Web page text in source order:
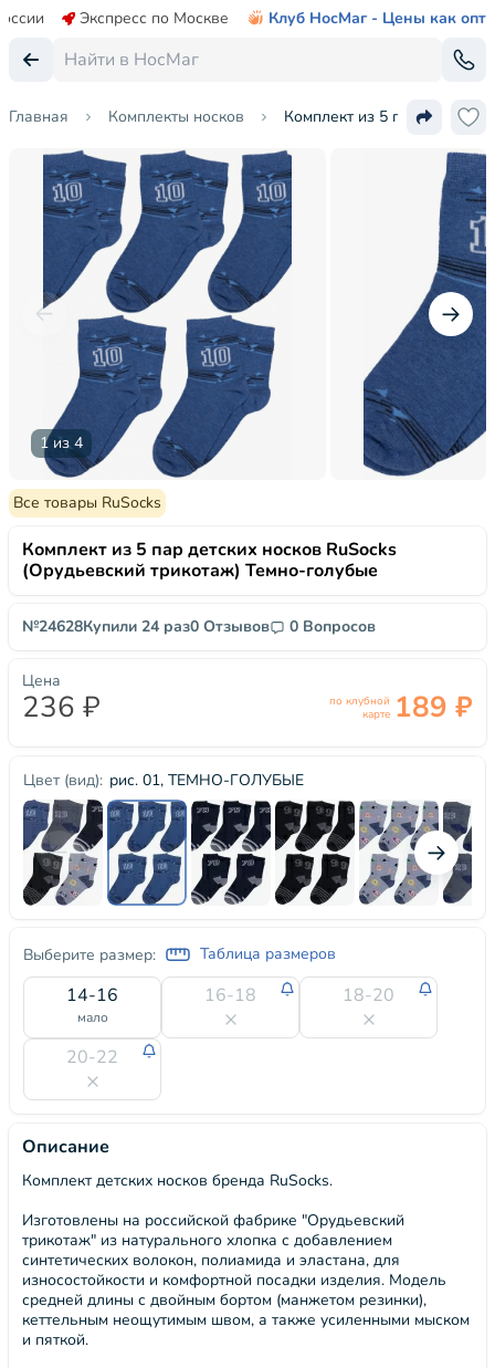
Экспресс по Москве Клуб НосМаг - Цены как опт
Главная Комплекты носков Комплект из 5 пар детских
1 из 4
Все товары RuSocks
Комплект из 5 пар детских носков RuSocks
(Орудьевский трикотаж) Темно-голубые
№24628Купили 24 раз0 Отзывов 0 Вопросов
Цвет (вид): рис. 01, ТЕМНО-ГОЛУБЫЕ
Выберите размер: Таблица размеров
14-16
мало
16-18 18-20
20-22
Цена
236 ₽
по клубной
карте 189 ₽
Описание
Комплект детских носков бренда RuSocks.
Изготовлены на российской фабрике "Орудьевский
трикотаж" из натурального хлопка с добавлением
синтетических волокон, полиамида и эластана, для
износостойкости и комфортной посадки изделия. Модель
средней длины с двойным бортом (манжетом резинки),
кеттельным неощутимым швом, а также усиленными мыском
и пяткой.